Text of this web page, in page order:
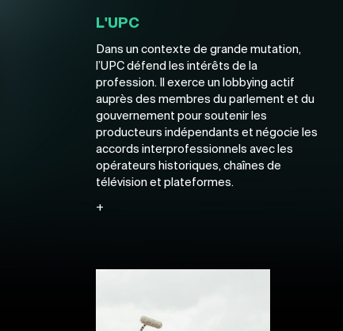
L'UPC
Dans un contexte de grande mutation,
l’UPC défend les intérêts de la
profession. Il exerce un lobbying actif
auprès des membres du parlement et du
gouvernement pour soutenir les
producteurs indépendants et négocie les
accords interprofessionnels avec les
opérateurs historiques, chaînes de
télévision et plateformes.
+